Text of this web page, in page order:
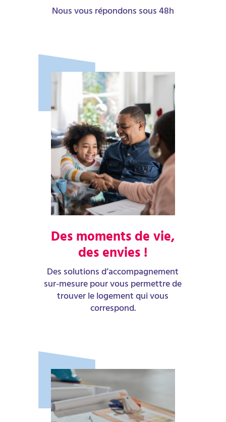
Nous vous répondons sous 48h
Des moments de vie,
des envies !
Des solutions d’accompagnement
sur-mesure pour vous permettre de
trouver le logement qui vous
correspond.